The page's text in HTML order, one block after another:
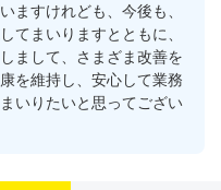
ますけれども、今後も、
てまいりますとともに、
まして、さまざま改善を
を維持し、安心して業務
いりたいと思ってござい